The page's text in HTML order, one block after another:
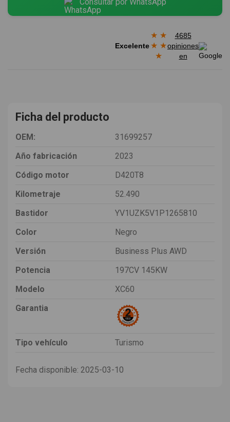
Consultar por WhatsApp
Excelente
★ ★
★ ★
★
4685
opiniones
en
Ficha del producto
OEM:
31699257
Año fabricación
2023
Código motor
D420T8
Kilometraje
52.490
Bastidor
YV1UZK5V1P1265810
Color
Negro
Versión
Business Plus AWD
Potencia
197CV 145KW
Modelo
XC60
Garantia
Tipo vehículo Turismo
Fecha disponible: 2025-03-10